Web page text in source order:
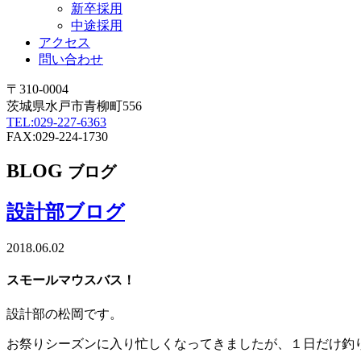
新卒採用
中途採用
アクセス
問い合わせ
〒310-0004
茨城県水戸市青柳町556
TEL:029-227-6363
FAX:029-224-1730
BLOG ブログ
設計部ブログ
2018.06.02
スモールマウスバス！
設計部の松岡です。
お祭りシーズンに入り忙しくなってきましたが、１日だけ釣